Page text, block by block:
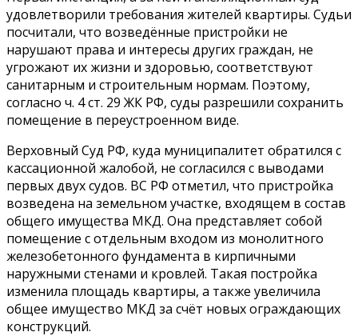
удовлетворили требования жителей квартиры. Судьи
посчитали, что возведённые пристройки не
нарушают права и интересы других граждан, не
угрожают их жизни и здоровью, соответствуют
санитарным и строительным нормам. Поэтому,
согласно ч. 4 ст. 29 ЖК РФ, суды разрешили сохранить
помещение в переустроенном виде.
Верховный Суд РФ, куда муниципалитет обратился с
кассационной жалобой, не согласился с выводами
первых двух судов. ВС РФ отметил, что пристройка
возведена на земельном участке, входящем в состав
общего имущества МКД. Она представляет собой
помещение с отдельным входом из монолитного
железобетонного фундамента в кирпичными
наружными стенами и кровлей. Такая постройка
изменила площадь квартиры, а также увеличила
общее имущество МКД за счёт новых ограждающих
конструкций.